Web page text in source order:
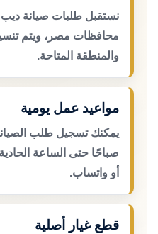
نستقبل طلبات صيانة
محافظات مصر، ويتم
والمنطقة المتاحة.
مواعيد عمل يومية
يمكنك تسجيل طلب
صباحًا حتى الساعة
أو واتساب.
قطع غيار أصلية